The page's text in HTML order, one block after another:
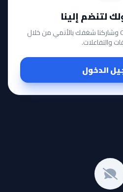
لتنضم إلينا
كن جزءاً من عائلة Otanyuu وشاركنا شغفك بالأنمي من خلال
والتفاعلات.
الدخول